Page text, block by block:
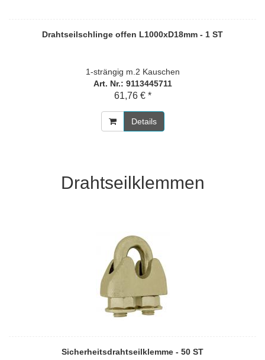
Drahtseilschlinge offen L1000xD18mm - 1 ST
1-strängig m.2 Kauschen
Art. Nr.: 9113445711
61,76 € *
Details
Drahtseilklemmen
Sicherheitsdrahtseilklemme - 50 ST